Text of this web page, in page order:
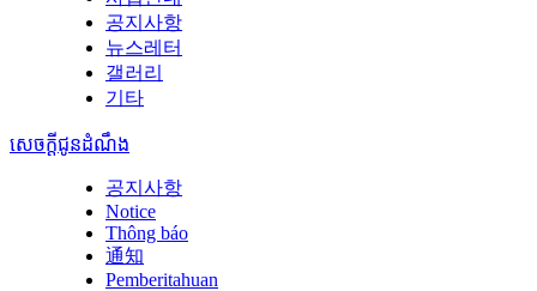
공지사항
뉴스레터
갤러리
기타
សេចក្តីជូនដំណឹង
공지사항
Notice
Thông báo
通知
Pemberitahuan